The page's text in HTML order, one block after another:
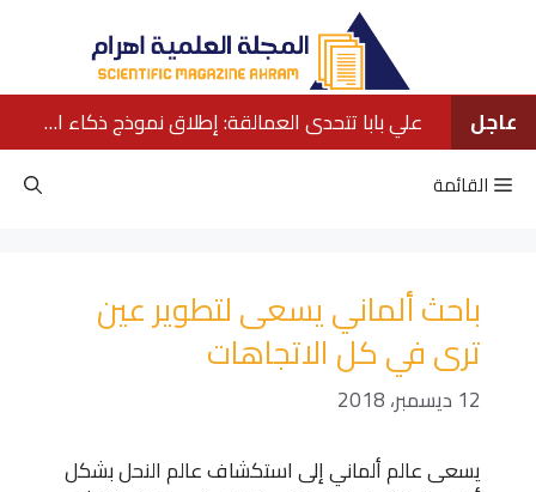
عاجل
علي بابا تتحدى العمالقة: إطلاق نموذج ذكاء اصطناعي ينافس كبار الشركات الأمريكية
القائمة
باحث ألماني يسعى لتطوير عين
ترى في كل الاتجاهات
12 ديسمبر، 2018
يسعى عالم ألماني إلى استكشاف عالم النحل بشكل